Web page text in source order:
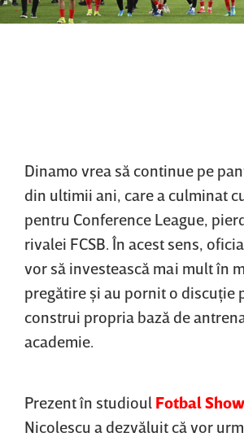
Dinamo vrea să continue pe
din ultimii ani, care a culminat
pentru Conference League,
rivalei FCSB. În acest sens,
vor să investească mai mult în
pregătire şi au pornit o discuţie
construi propria bază de
academie.
Prezent în studioul Fotbal Show
Nicolescu a dezvăluit că vor